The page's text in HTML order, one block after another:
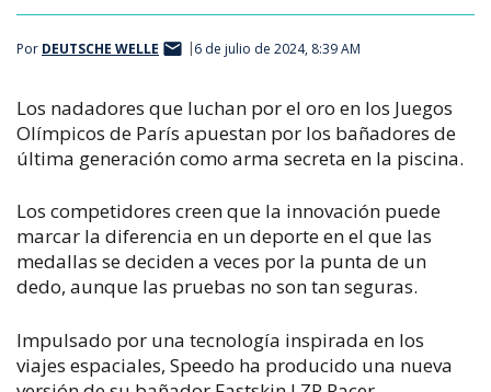
Por DEUTSCHE WELLE 6 de julio de 2024, 8:39 AM
Los nadadores que luchan por el oro en los Juegos
Olímpicos de París apuestan por los bañadores de
última generación como arma secreta en la piscina.
Los competidores creen que la innovación puede
marcar la diferencia en un deporte en el que las
medallas se deciden a veces por la punta de un
dedo, aunque las pruebas no son tan seguras.
Impulsado por una tecnología inspirada en los
viajes espaciales, Speedo ha producido una nueva